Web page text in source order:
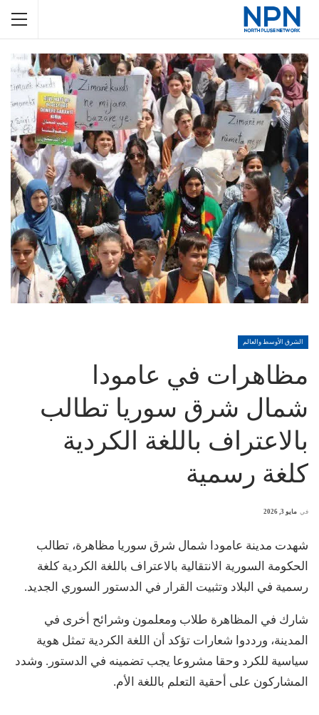
الشرق الأوسط والعالم
مظاهرات في عامودا
شمال شرق سوريا تطالب
بالاعتراف باللغة الكردية
كلغة رسمية
في مايو 3, 2026
شهدت مدينة عامودا شمال شرق سوريا مظاهرة، تطالب
الحكومة السورية الانتقالية بالاعتراف باللغة الكردية كلغة
رسمية في البلاد وتثبيت القرار في الدستور السوري الجديد.
شارك في المظاهرة طلاب ومعلمون وشرائح أخرى في
المدينة، ورددوا شعارات تؤكد أن اللغة الكردية تمثل هوية
سياسية للكرد وحقا مشروعا يجب تضمينه في الدستور. وشدد
المشاركون على أحقية التعلم باللغة الأم.